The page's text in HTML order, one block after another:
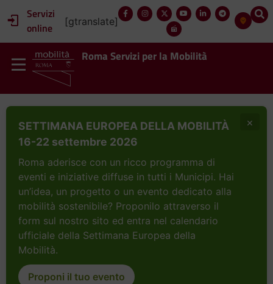
Servizi
online
[gtranslate]
Roma Servizi per la Mobilità
SETTIMANA EUROPEA DELLA MOBILITÀ
16-22 settembre 2026
Roma aderisce con un ricco programma di
eventi e iniziative diffuse in tutti i Municipi. Hai
un’idea, un progetto o un evento dedicato alla
mobilità sostenibile? Proponilo attraverso il
form sul nostro sito ed entra nel calendario
ufficiale della Settimana Europea della
Mobilità.
Proponi il tuo evento
×